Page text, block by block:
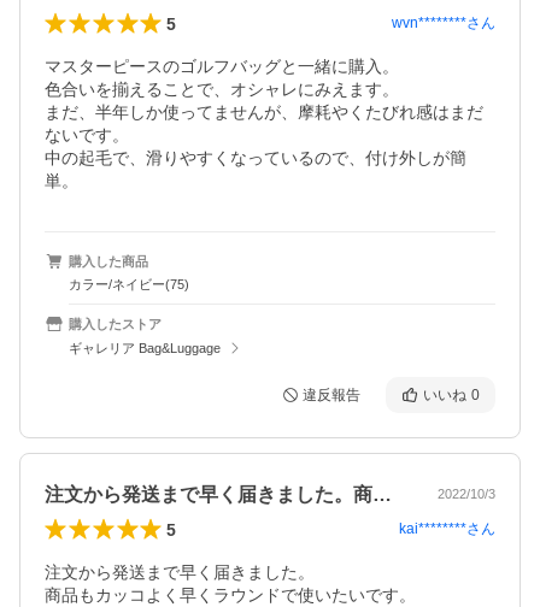
5 wvn********さん
マスターピースのゴルフバッグと一緒に購入。
色合いを揃えることで、オシャレにみえます。
まだ、半年しか使ってませんが、摩耗やくたびれ感はまだ
ないです。
中の起毛で、滑りやすくなっているので、付け外しが簡
単。
購入した商品
カラー/ネイビー(75)
購入したストア
ギャレリア Bag&Luggage
違反報告 いいね 0
注文から発送まで早く届きました。商品も… 2022/10/3
5 kai********さん
注文から発送まで早く届きました。
商品もカッコよく早くラウンドで使いたいです。